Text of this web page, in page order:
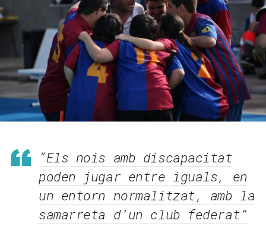
“Els nois amb discapacitat
poden jugar entre iguals, en
un entorn normalitzat, amb la
samarreta d’un club federat”